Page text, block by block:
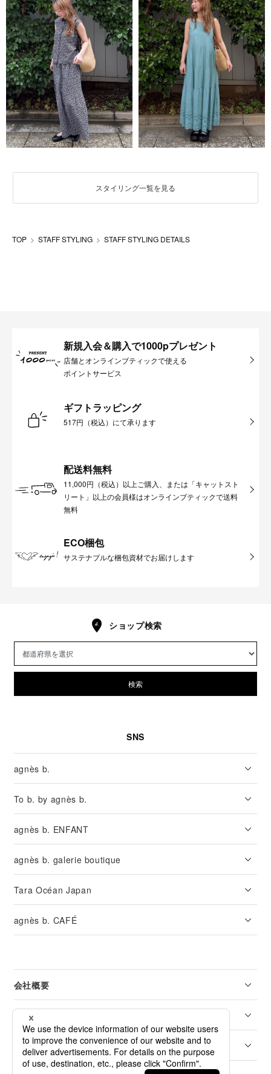
スタイリング一覧を見る
TOP STAFF STYLING STAFF STYLING DETAILS
新規入会＆購入で1000pプレゼント
店舗とオンラインブティックで使える
ポイントサービス
ギフトラッピング
517円（税込）にて承ります
配送料無料
11,000円（税込）以上ご購入、または「キャットスト
リート」以上の会員様はオンラインブティックで送料
無料
ECO梱包
サステナブルな梱包資材でお届けします
ショップ検索
検索
SNS
agnès b.
To b. by agnès b.
agnès b. ENFANT
agnès b. galerie boutique
Tara Océan Japan
agnès b. CAFÉ
会社概要
リーガル
カスタマーサービス